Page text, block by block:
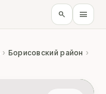
search menu
› Борисовский район ›